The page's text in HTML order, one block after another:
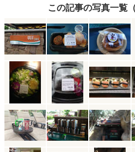
この記事の写真一覧